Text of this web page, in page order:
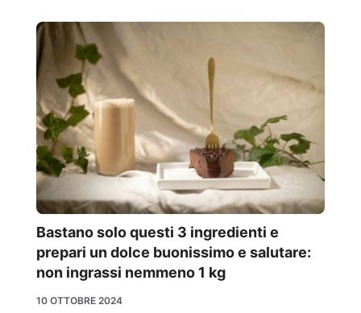
Bastano solo questi 3 ingredienti e
prepari un dolce buonissimo e salutare:
non ingrassi nemmeno 1 kg
10 OTTOBRE 2024